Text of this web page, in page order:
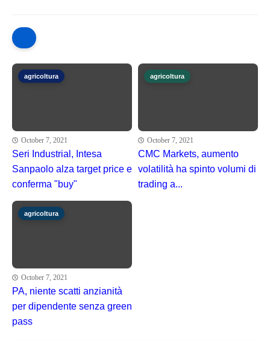
agricoltura
October 7, 2021
Seri Industrial, Intesa
Sanpaolo alza target price e
conferma "buy"
agricoltura
October 7, 2021
CMC Markets, aumento
volatilità ha spinto volumi di
trading a...
agricoltura
October 7, 2021
PA, niente scatti anzianità
per dipendente senza green
pass